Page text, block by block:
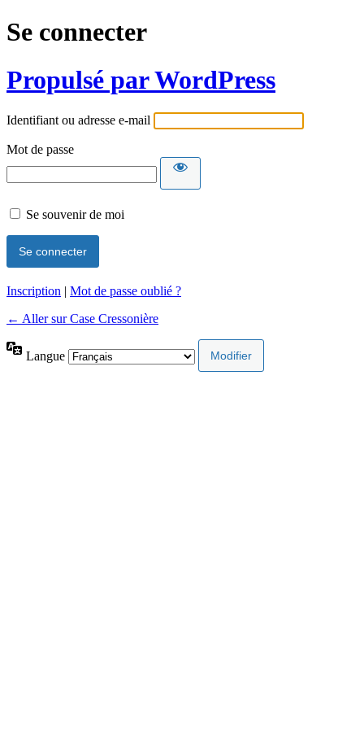
Se connecter
Propulsé par WordPress
Identifiant ou adresse e-mail
Mot de passe
Se souvenir de moi
Inscription | Mot de passe oublié ?
← Aller sur Case Cressonière
Langue